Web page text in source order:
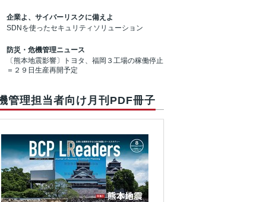
企業よ、サイバーリスクに備えよ
SDNを使ったセキュリティソリューション
防災・危機管理ニュース
〔熊本地震影響〕トヨタ、福岡３工場の稼働停止
＝２９日生産再開予定
管理担当者向け月刊PDF冊子